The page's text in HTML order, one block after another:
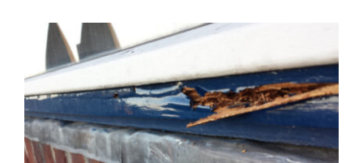
u
de
juiste
keuze.